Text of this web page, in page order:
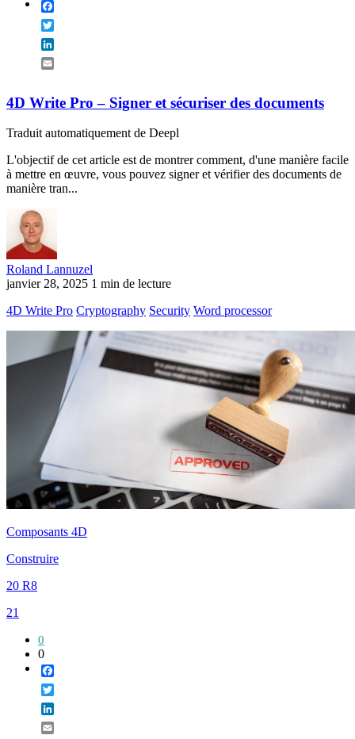
4D Write Pro – Signer et sécuriser des documents
Traduit automatiquement de Deepl
L'objectif de cet article est de montrer comment, d'une manière facile
à mettre en œuvre, vous pouvez signer et vérifier des documents de
manière tran...
Roland Lannuzel
janvier 28, 2025 1 min de lecture
4D Write Pro Cryptography Security Word processor
Composants 4D
Construire
20 R8
21
0
0